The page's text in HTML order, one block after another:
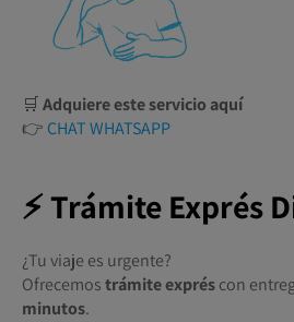
🛒Adquiere este servicio aquí
👉 CHAT WHATSAPP
⚡ Trámite Exprés
¿Tu viaje es urgente?
Ofrecemostrámite expréscon
minutos.